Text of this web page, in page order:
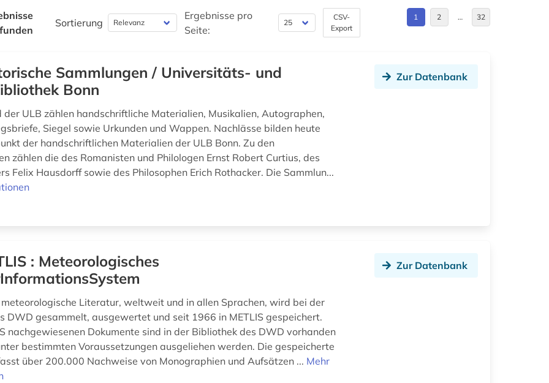
Sortierung
Ergebnisse pro
Seite:
CSV-
Export
1 2 … 32
Sammlungen / Universitäts- und
Bonn
der ULB zählen handschriftliche Materialien, Musikalien, Autographen,
Siegel sowie Urkunden und Wappen. Nachlässe bilden heute
der handschriftlichen Materialien der ULB Bonn. Zu den
zählen die des Romanisten und Philologen Ernst Robert Curtius, des
Felix Hausdorff sowie des Philosophen Erich Rothacker. Die Sammlun...
Zur Datenbank
: Meteorologisches
Literatur, weltweit und in allen Sprachen, wird bei der
DWD gesammelt, ausgewertet und seit 1966 in METLIS gespeichert.
nachgewiesenen Dokumente sind in der Bibliothek des DWD vorhanden
bestimmten Voraussetzungen ausgeliehen werden. Die gespeicherte
über 200.000 Nachweise von Monographien und Aufsätzen ... Mehr
Zur Datenbank